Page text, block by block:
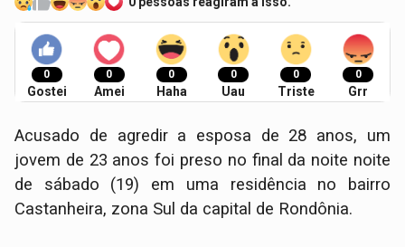
0
Gostei
0
Amei
0
Haha
0
Uau
0
Triste
0
Grr
Acusado de agredir a esposa de 28 anos, um
jovem de 23 anos foi preso no final da noite noite
de sábado (19) em uma residência no bairro
Castanheira, zona Sul da capital de Rondônia.